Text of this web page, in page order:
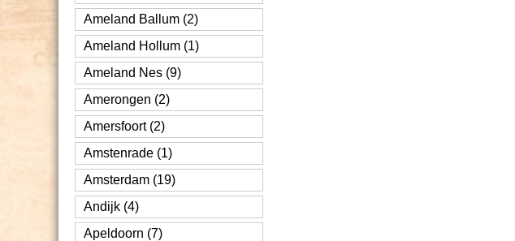
Ameland Ballum (2)
Ameland Hollum (1)
Ameland Nes (9)
Amerongen (2)
Amersfoort (2)
Amstenrade (1)
Amsterdam (19)
Andijk (4)
Apeldoorn (7)